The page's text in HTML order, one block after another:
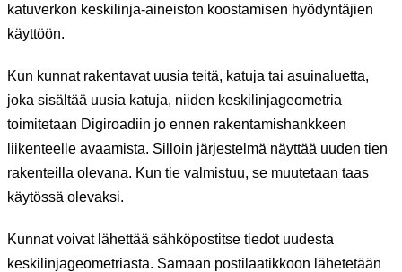
katuverkon keskilinja-aineiston koostamisen hyödyntäjien
käyttöön.
Kun kunnat rakentavat uusia teitä, katuja tai asuinaluetta,
joka sisältää uusia katuja, niiden keskilinjageometria
toimitetaan Digiroadiin jo ennen rakentamishankkeen
liikenteelle avaamista. Silloin järjestelmä näyttää uuden tien
rakenteilla olevana. Kun tie valmistuu, se muutetaan taas
käytössä olevaksi.
Kunnat voivat lähettää sähköpostitse tiedot uudesta
keskilinjageometriasta. Samaan postilaatikkoon lähetetään